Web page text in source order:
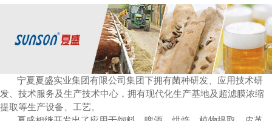
宁夏夏盛实业集团有限公司集团下拥有菌种研发、应用技术研
发、技术服务及生产技术中心，拥有现代化生产基地及超滤膜浓缩
提取等生产设备、工艺。